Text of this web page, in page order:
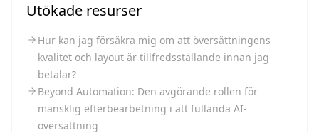
Utökade resurser
Hur kan jag försäkra mig om att översättningens
kvalitet och layout är tillfredsställande innan jag
betalar?
Beyond Automation: Den avgörande rollen för
mänsklig efterbearbetning i att fullända AI-
översättning